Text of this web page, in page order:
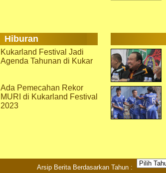
Hiburan
Kukarland Festival Jadi
Agenda Tahunan di Kukar
Ada Pemecahan Rekor
MURI di Kukarland Festival
2023
Arsip Berita Berdasarkan Tahun :